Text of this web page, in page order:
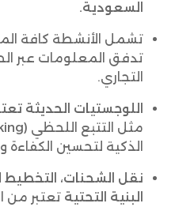
السعودية.
تشمل الأنشطة كافة
تدفق المعلومات عبر
التجاري.
اللوجستيات الحديثة
الذكية لتحسين الكفاءة
نقل الشحنات، التخطيط
البنية التحتية تعتبر من